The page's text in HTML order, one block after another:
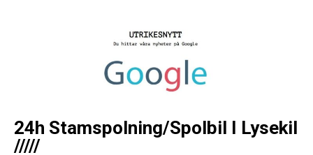
24h Stamspolning/Spolbil I Lysekil
/////